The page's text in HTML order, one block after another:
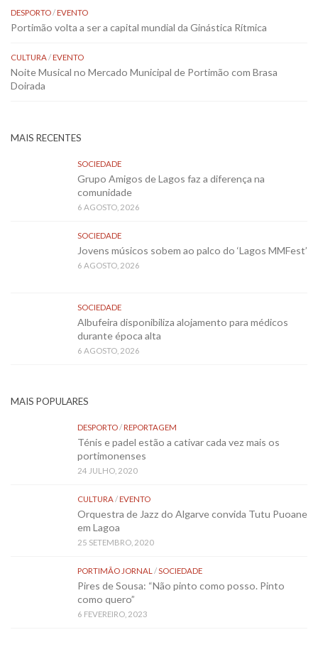
DESPORTO/EVENTO
Portimão volta a ser a capital mundial da Ginástica Rítmica
CULTURA/EVENTO
Noite Musical no Mercado Municipal de Portimão com Brasa
Doirada
MAIS RECENTES
SOCIEDADE
Grupo Amigos de Lagos faz a diferença na
comunidade
6 AGOSTO, 2026
SOCIEDADE
Jovens músicos sobem ao palco do ‘Lagos MMFest’
6 AGOSTO, 2026
SOCIEDADE
Albufeira disponibiliza alojamento para médicos
durante época alta
6 AGOSTO, 2026
MAIS POPULARES
DESPORTO/REPORTAGEM
Ténis e padel estão a cativar cada vez mais os
portimonenses
24 JULHO, 2020
CULTURA/EVENTO
Orquestra de Jazz do Algarve convida Tutu Puoane
em Lagoa
25 SETEMBRO, 2020
PORTIMÃO JORNAL /SOCIEDADE
Pires de Sousa: “Não pinto como posso. Pinto
como quero”
6 FEVEREIRO, 2023